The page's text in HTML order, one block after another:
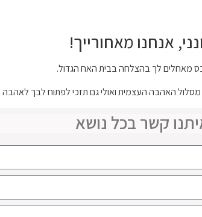
אנחנו מאחורייך!
מאחלים לך בהצלחה בבית האח הגדול.
האהבה העצמית ואולי גם תזכי לפתוח לבך לאהבה
קשר בכל נושא